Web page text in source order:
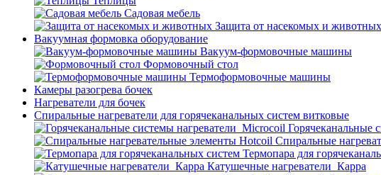
Садовая мебель
Защита от насекомых и животных
Вакуумная формовка оборудование
Вакуум-формовочные машины
Формовочный стол
Термоформовочные машины
Камеры разогрева бочек
Нагреватели для бочек
Спиральные нагреватели для горячеканальных систем витковые
Горячеканальные
Спиральные
Термопара для
Катушечные нагреватели_Карра